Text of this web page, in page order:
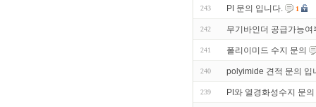
243 PI 문의 입니다. 1
242 무기바인더 공급가능여
241 폴리이미드 수지 문의
240 polyimide 견적 문의 입
239 PI와 열경화성수지 문